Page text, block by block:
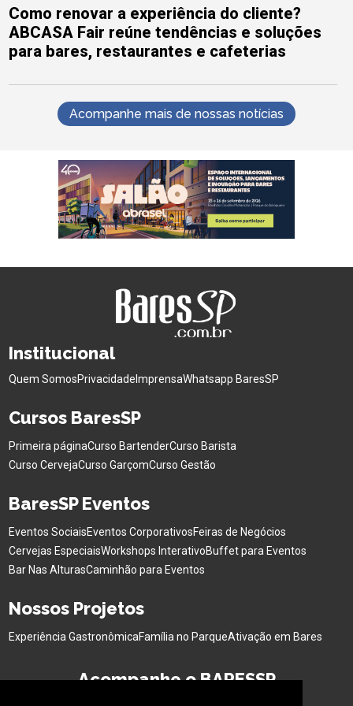
Como renovar a experiência do cliente?
ABCASA Fair reúne tendências e soluções
para bares, restaurantes e cafeterias
Acompanhe mais de nossas notícias
Institucional
Quem SomosPrivacidade ImprensaWhatsapp BaresSP
Cursos BaresSP
Primeira páginaCurso BartenderCurso Barista
Curso CervejaCurso GarçomCurso Gestão
BaresSP Eventos
Eventos SociaisEventos CorporativosFeiras de Negócios
Cervejas EspeciaisWorkshops InterativoBuffet para Eventos
Bar Nas AlturasCaminhão para Eventos
Nossos Projetos
Experiência GastronômicaFamília no ParqueAtivação em Bares
Acompanhe o BARESSP